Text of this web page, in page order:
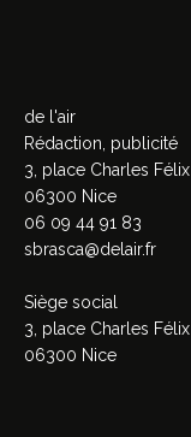
de l'air
Rédaction, publicité
3, place Charles Félix
06300 Nice
06 09 44 91 83
sbrasca@delair.fr
Siège social
3, place Charles Félix
06300 Nice